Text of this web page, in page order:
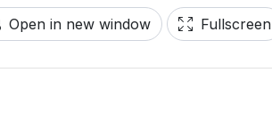
Open in new window Fullscreen